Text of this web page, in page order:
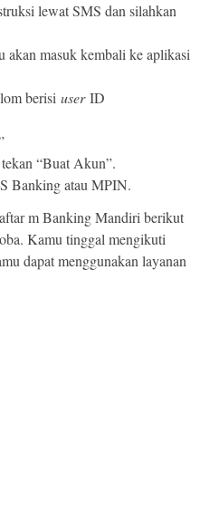
lewat SMS dan silahkan
akan masuk kembali ke aplikasi
berisi userID
“Buat Akun”.
Banking atau MPIN.
m Banking Mandiri berikut
Kamu tinggal mengikuti
dapat menggunakan layanan